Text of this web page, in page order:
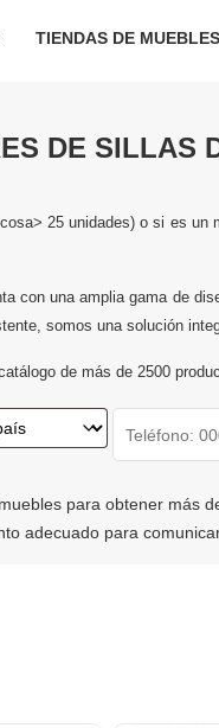
TIENDAS DE MUEBLES
DE SILLAS
25 unidades) o si es
con una amplia gama de
somos una solución
de más de 2500
para obtener más
adecuado para